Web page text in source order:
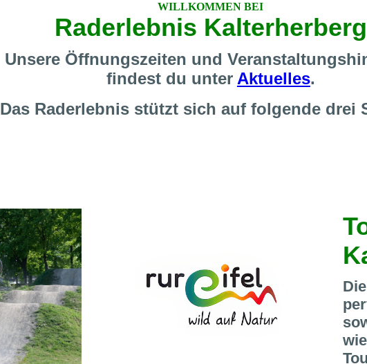
WILLKOMMEN BEI
Raderlebnis Kalterherberg
Unsere Öffnungszeiten und
findest du unter Aktuelles.
Das Raderlebnis stützt sich auf folgende drei